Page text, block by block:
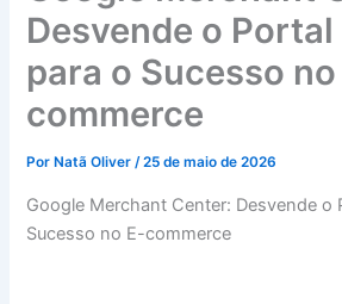
Desvende o
para o Sucesso no
commerce
Por Natã Oliver/25 de maio de 2026
Google Merchant Center: Desvende o
Sucesso no E-commerce